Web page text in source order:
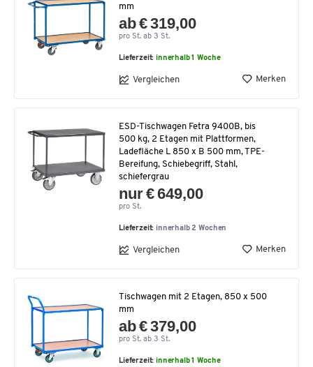
mm
ab € 319,00
pro St. ab 3 St.
Lieferzeit:innerhalb 1 Woche
Vergleichen Merken
ESD-Tischwagen Fetra 9400B, bis
500 kg, 2 Etagen mit Plattformen,
Ladefläche L 850 x B 500 mm, TPE-
Bereifung, Schiebegriff, Stahl,
schiefergrau
nur € 649,00
pro St.
Lieferzeit: innerhalb 2 Wochen
Vergleichen Merken
Tischwagen mit 2 Etagen, 850 x 500
mm
ab € 379,00
pro St. ab 3 St.
Lieferzeit:innerhalb 1 Woche